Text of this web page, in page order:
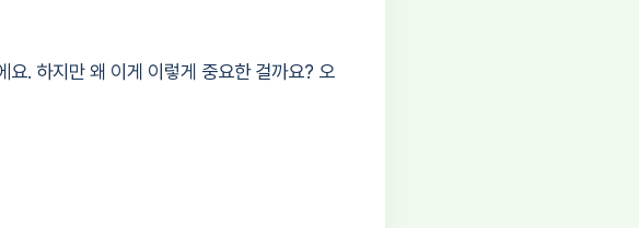
요. 하지만 왜 이게 이렇게 중요한 걸까요? 오